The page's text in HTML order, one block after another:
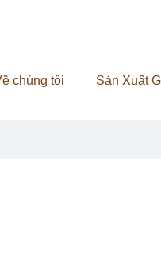
chúng tôi Sản Xuất